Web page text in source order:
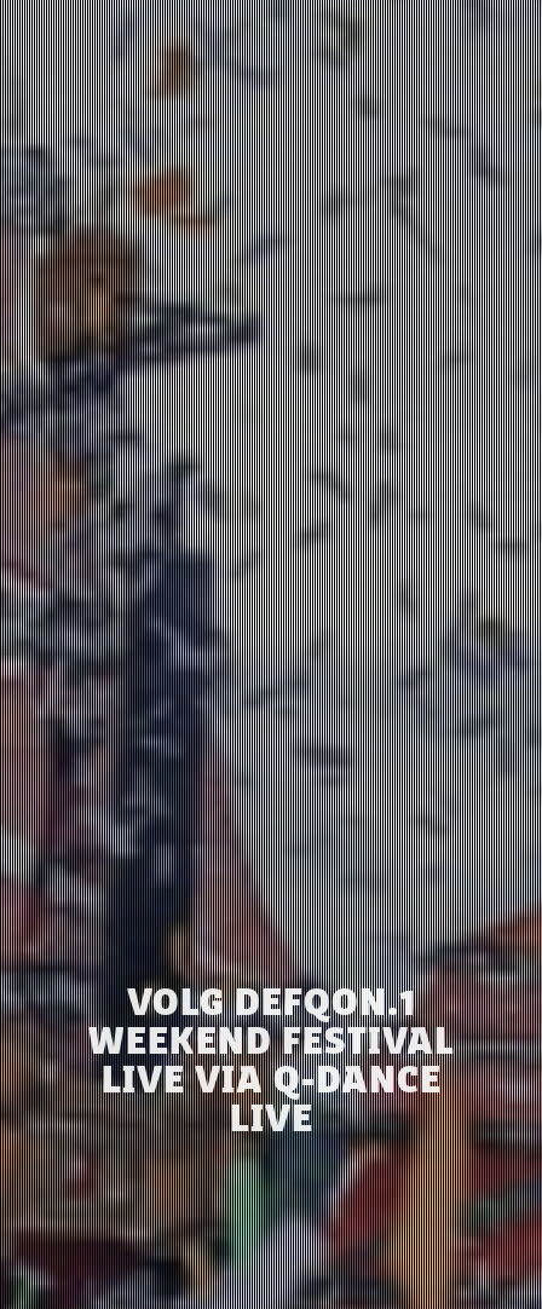
VOLG DEFQON.1
WEEKEND FESTIVAL
LIVE VIA Q-DANCE
LIVE